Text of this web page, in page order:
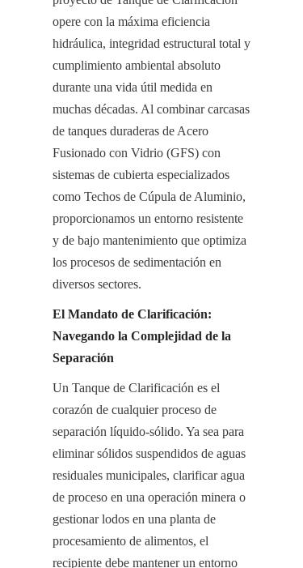
opere con la máxima eficiencia
hidráulica, integridad estructural total y
cumplimiento ambiental absoluto
durante una vida útil medida en
muchas décadas. Al combinar carcasas
de tanques duraderas de Acero
Fusionado con Vidrio (GFS) con
sistemas de cubierta especializados
como Techos de Cúpula de Aluminio,
proporcionamos un entorno resistente
y de bajo mantenimiento que optimiza
los procesos de sedimentación en
diversos sectores.
El Mandato de Clarificación:
Navegando la Complejidad de la
Separación
Un Tanque de Clarificación es el
corazón de cualquier proceso de
separación líquido-sólido. Ya sea para
eliminar sólidos suspendidos de aguas
residuales municipales, clarificar agua
de proceso en una operación minera o
gestionar lodos en una planta de
procesamiento de alimentos, el
recipiente debe mantener un entorno